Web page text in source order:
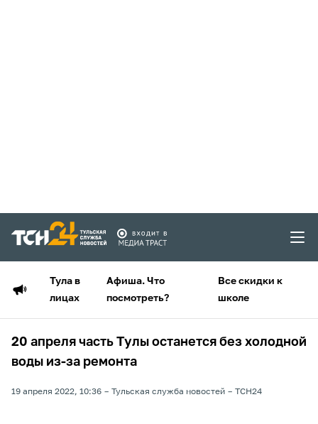
Тула в
лицах
Афиша. Что
посмотреть?
Все скидки к
школе
20 апреля часть Тулы останется без холодной
воды из-за ремонта
19 апреля 2022, 10:36 Тульская служба новостей ТСН24